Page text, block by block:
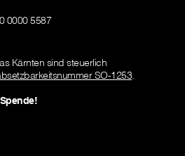
0000 5587
Kärnten sind steuerlich
SO-1253.